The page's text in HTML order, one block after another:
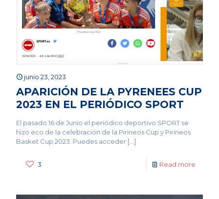
junio 23, 2023
APARICIÓN DE LA PYRENEES CUP
2023 EN EL PERIÓDICO SPORT
El pasado 16 de Junio el periódico deportivo SPORT se
hizo eco de la celebración de la Pirineos Cup y Pirineos
Basket Cup 2023. Puedes acceder […]
3 Read more